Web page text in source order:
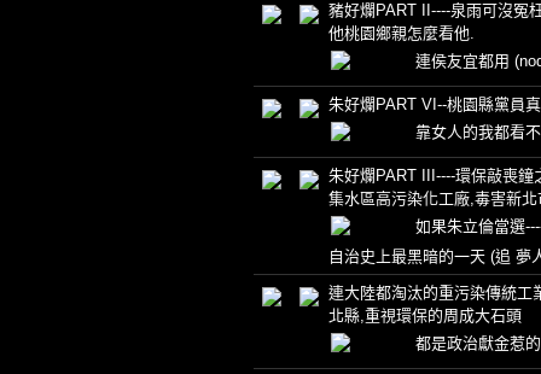
豬好爛PART II----泉雨可沒冤
他桃園鄉親怎麼看他.
連侯友宜都用
朱好爛PART VI--桃園縣黨員
靠女人的我都看
朱好爛PART III----環保敲喪鐘
集水區高污染化工廠,毒害新北
如果朱立倫當選
自治史上最黑暗的一天 (追 夢
連大陸都淘汰的重污染傳統工
北縣,重視環保的周成大石頭
都是政治獻金惹